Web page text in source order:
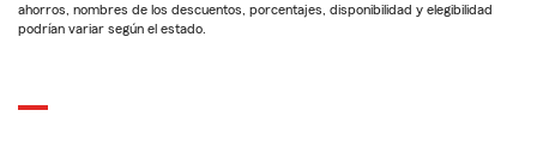
ahorros, nombres de los descuentos, porcentajes, disponibilidad y elegibilidad
podrían variar según el estado.